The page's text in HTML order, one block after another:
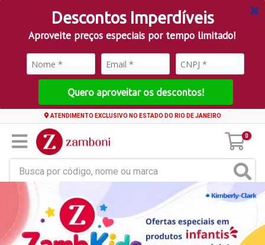
Descontos Imperdíveis
Aproveite preços especiais por tempo limitado!
Quero aproveitar os descontos!
ATENDIMENTO EXCLUSIVO NO ESTADO DO RIO DE JANEIRO
0